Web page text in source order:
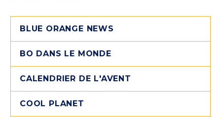
BLUE ORANGE NEWS
BO DANS LE MONDE
CALENDRIER DE L'AVENT
COOL PLANET